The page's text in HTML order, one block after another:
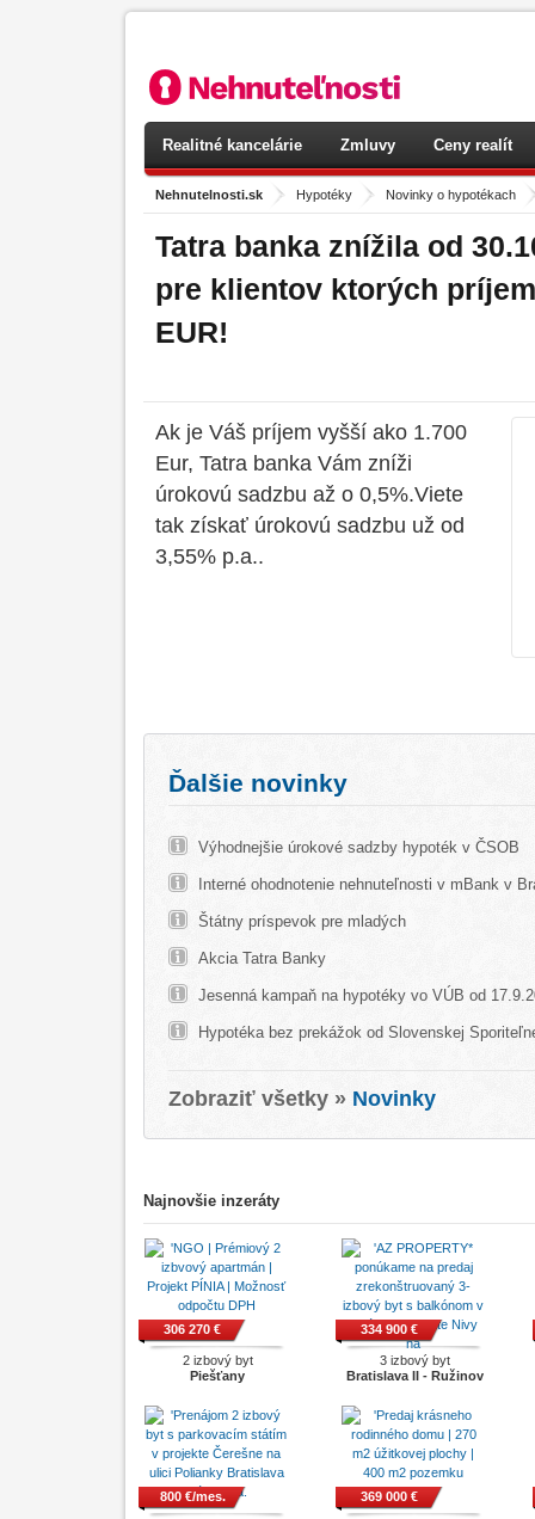
Realitné kancelárie Zmluvy Ceny realít
Nehnutelnosti.sk > Hypotéky > Novinky o hypotékach
Tatra banka znížila od
pre klientov ktorých
EUR!
Ak je Váš príjem vyšší ako 1.700
Eur, Tatra banka Vám zníži
úrokovú sadzbu až o 0,5%.Viete
tak získať úrokovú sadzbu už od
3,55% p.a..
Ďalšie novinky
Výhodnejšie úrokové sadzby hypoték v ČSOB
Interné ohodnotenie nehnuteľnosti v mBank v
Štátny príspevok pre mladých
Akcia Tatra Banky
Jesenná kampaň na hypotéky vo VÚB od
Hypotéka bez prekážok od Slovenskej
Zobraziť všetky » Novinky
Najnovšie inzeráty
306 270 €
2 izbový byt
Piešťany
334 900 €
3 izbový byt
Bratislava II - Ružinov
800 €/mes. 369 000 €